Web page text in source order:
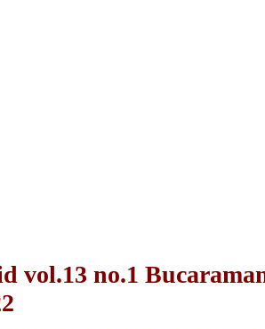
vol.13 no.1